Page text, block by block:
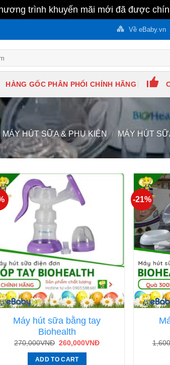
trình khuyến mãi mới đã được
Về eBaby.vn
HÀNG GỐC PHÂN PHỐI CHÍNH HÃNG
MÁY HÚT SỮA & PHỤ KIỆN / MÁY HÚT
Máy hút sữa bằng tay
Biohealth
270,000VNĐ 260,000VNĐ
ADD TO CART
-21%